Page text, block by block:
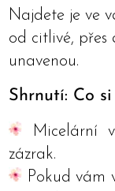
Najdete je ve
od citlivé, přes
unavenou.
Shrnutí: Co
Micelární
zázrak.
Pokud vám